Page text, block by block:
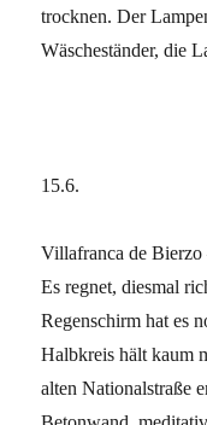
trocknen. Der
Wäscheständer, die
15.6.
Villafranca de Bierzo
Es regnet, diesmal
Regenschirm hat es
Halbkreis hält kaum
alten Nationalstraße